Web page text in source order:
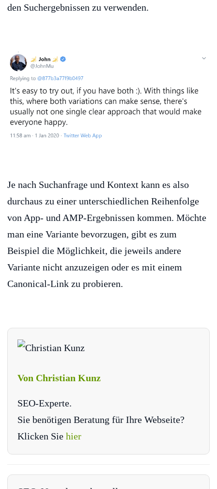
den Suchergebnissen zu verwenden.
Je nach Suchanfrage und Kontext kann es also
durchaus zu einer unterschiedlichen Reihenfolge
von App- und AMP-Ergebnissen kommen. Möchte
man eine Variante bevorzugen, gibt es zum
Beispiel die Möglichkeit, die jeweils andere
Variante nicht anzuzeigen oder es mit einem
Canonical-Link zu probieren.
Von Christian Kunz
SEO-Experte.
Sie benötigen Beratung für Ihre Webseite?
Klicken Sie hier